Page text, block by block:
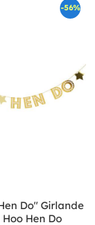
-56%
Do" Girlande
Hen Do